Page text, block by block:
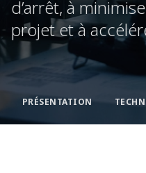
d’arrêt, à
projet et à
PRÉSENTATION